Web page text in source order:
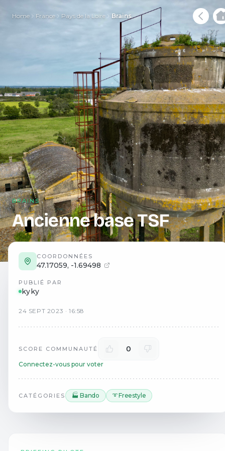
Home France Pays de la Loire Brains
BRAINS
Ancienne base TSF
COORDONNÉES
47.17059, -1.69498
PUBLIÉ PAR
kyky
24 SEPT 2023 ·16:58
SCORE COMMUNAUTÉ 0
Connectez-vous pour voter
CATÉGORIES 🏭 Bando ➰ Freestyle